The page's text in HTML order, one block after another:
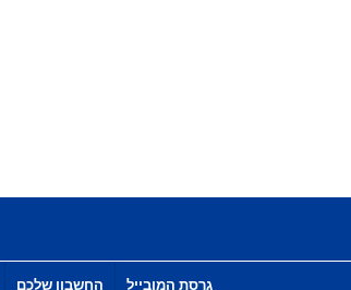
גרסת המובייל החשבון שלכם